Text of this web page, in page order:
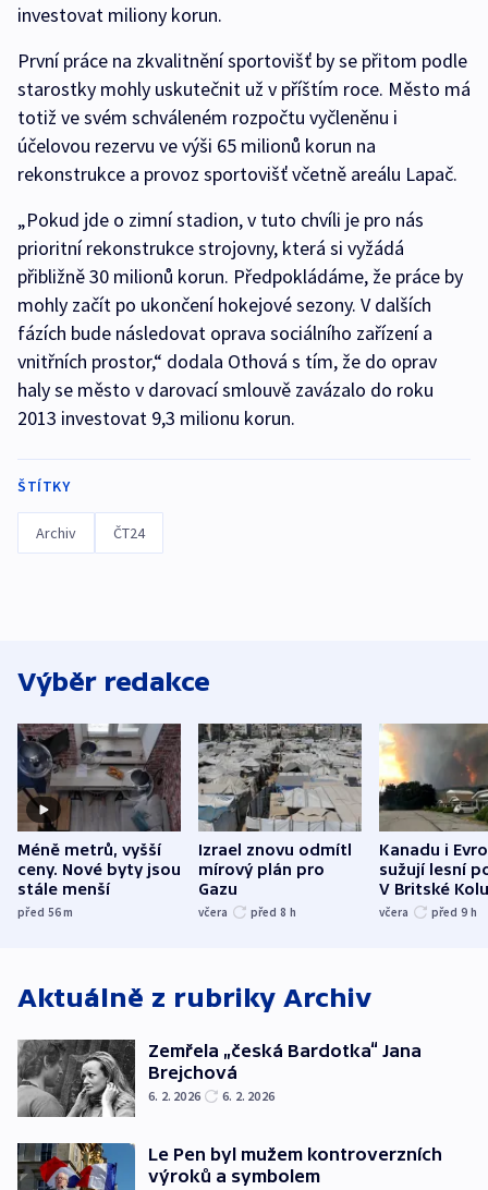
investovat miliony korun.
První práce na zkvalitnění sportovišť by se přitom podle
starostky mohly uskutečnit už v příštím roce. Město má
totiž ve svém schváleném rozpočtu vyčleněnu i
účelovou rezervu ve výši 65 milionů korun na
rekonstrukce a provoz sportovišť včetně areálu Lapač.
„Pokud jde o zimní stadion, v tuto chvíli je pro nás
prioritní rekonstrukce strojovny, která si vyžádá
přibližně 30 milionů korun. Předpokládáme, že práce by
mohly začít po ukončení hokejové sezony. V dalších
fázích bude následovat oprava sociálního zařízení a
vnitřních prostor,“ dodala Othová s tím, že do oprav
haly se město v darovací smlouvě zavázalo do roku
2013 investovat 9,3 milionu korun.
ŠTÍTKY
Archiv ČT24
Výběr redakce
Méně metrů, vyšší
ceny. Nové byty jsou
stále menší
před 56m
Izrael znovu odmítl
mírový plán pro
Gazu
včera před 8 h
Kanadu i
sužují lesní
V Britské
evakuovali
včera před 9 h
Aktuálně z rubriky Archiv
Zemřela „česká Bardotka“ Jana
Brejchová
6. 2. 2026 6. 2. 2026
Le Pen byl mužem kontroverzních
výroků a symbolem